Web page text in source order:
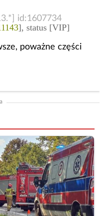
id:1607734
], status [VIP]
poważne części